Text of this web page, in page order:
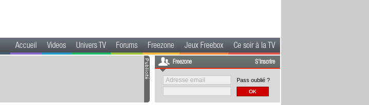
Accueil Videos Univers TV Forums Freezone Jeux Freebox Ce soir à la TV
Freezone S'inscrire
Pass oublié ?